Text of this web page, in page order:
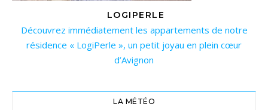
LOGIPERLE
Découvrez immédiatement les appartements de notre
résidence « LogiPerle », un petit joyau en plein cœur
d’Avignon
LA MÉTÉO